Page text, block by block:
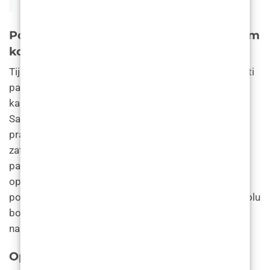
Postupak povećanja brade presađivanjem
kosti
Tijekom predoperativne pripreme, kirurg će pregledati
pacijentovu povijest bolesti i obaviti fizički pregled
kako bi se uvjerio da je dovoljno zdrav za operaciju.
Sama operacija obično uključuje opću anesteziju i
pravljenje reza unutar usta ili ispod brade. Kirurg će
zatim uzeti mali komadić kosti s drugog dijela
pacijentova tijela i presaditi ga na bradu. Nakon
operacije, pacijenti će morati slijediti strogi
postoperativni plan njege, koji može uključivati kontrolu
boli, nošenje kompresijske odjeće i izbjegavanje
napornih aktivnosti nekoliko tjedana.
Oporavak i naknadna njega